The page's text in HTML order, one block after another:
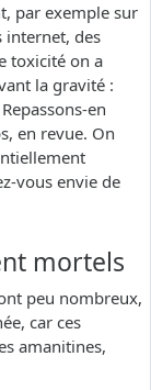
par exemple sur
internet, des
toxicité on a
la gravité :
en
en revue. On
vous envie de
mortels
peu nombreux,
car ces
amanitines,